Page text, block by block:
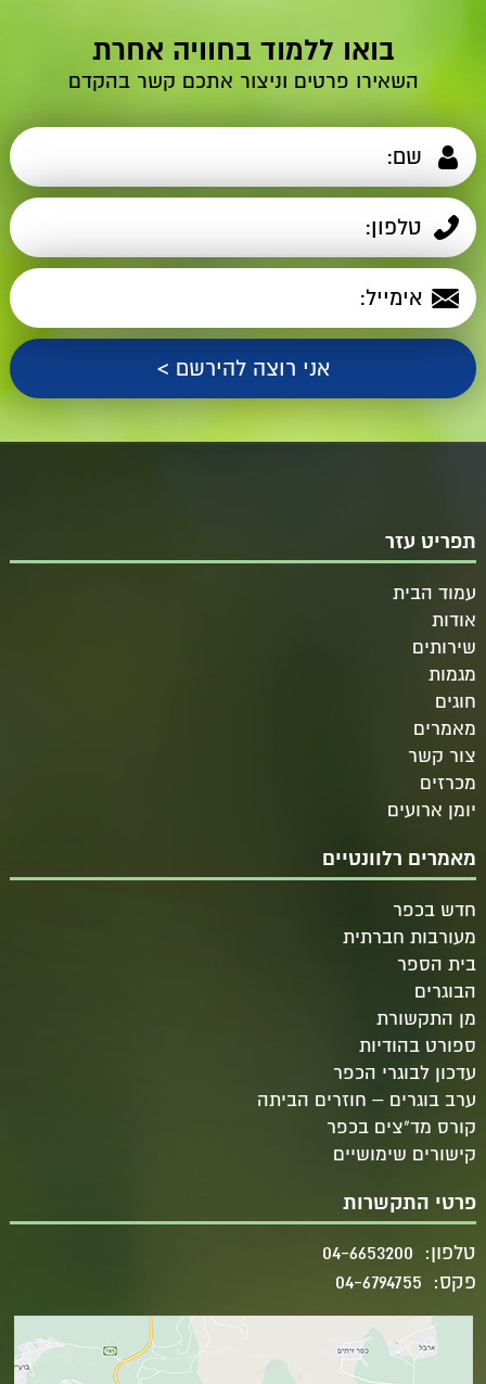
בואו ללמוד בחוויה אחרת
השאירו פרטים וניצור אתכם קשר בהקדם
תפריט עזר
עמוד הבית
אודות
שירותים
מגמות
חוגים
מאמרים
צור קשר
מכרזים
יומן ארועים
מאמרים רלוונטיים
חדש בכפר
מעורבות חברתית
בית הספר
הבוגרים
מן התקשורת
ספורט בהודיות
עדכון לבוגרי הכפר
ערב בוגרים – חוזרים הביתה
קורס מד"צים בכפר
קישורים שימושיים
פרטי התקשרות
טלפון: 04-6653200
פקס: 04-6794755